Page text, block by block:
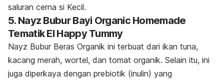
saluran cerna si Kecil.
5. Nayz Bubur Bayi Organic Homemade
Tematik El Happy Tummy
Nayz Bubur Beras Organik ini terbuat dari ikan tuna,
kacang merah, wortel, dan tomat organik. Selain itu, ini
juga diperkaya dengan prebiotik (inulin) yang